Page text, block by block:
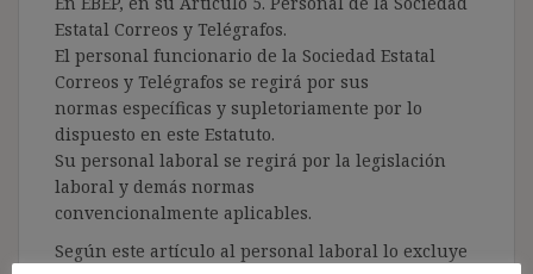
Estatal Correos y Telégrafos.
El personal funcionario de la Sociedad Estatal
Correos y Telégrafos se regirá por sus
normas específicas y supletoriamente por lo
dispuesto en este Estatuto.
Su personal laboral se regirá por la legislación
laboral y demás normas
convencionalmente aplicables.
Según este artículo al personal laboral lo excluye